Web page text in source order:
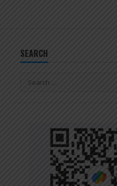
SEARCH
Search